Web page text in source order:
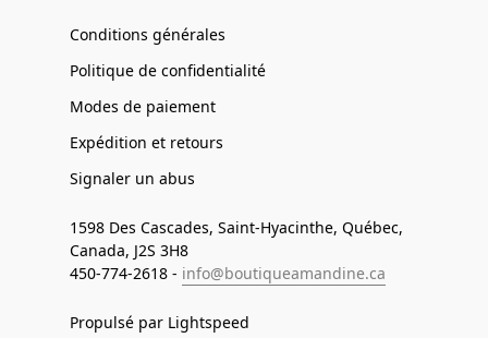
Conditions générales
Politique de confidentialité
Modes de paiement
Expédition et retours
Signaler un abus
1598 Des Cascades, Saint-Hyacinthe, Québec,
Canada, J2S 3H8
450-774-2618 - info@boutiqueamandine.ca
Propulsé par Lightspeed